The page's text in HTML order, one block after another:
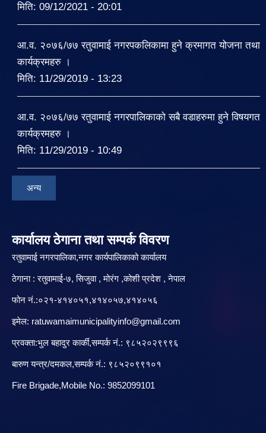
मिति: 09/12/2021 - 20:01
आ.व. २०७६/७७ रतुवामाई नगरपकलिकामा हुने क्रमागत योजना तथा
कार्यक्रमहरु ।
मिति: 11/29/2019 - 13:23
आ.व. २०७६/७७ रतुवामाई नगरपालिकाको सबै वडाहरुमा हुने विषयगत
कार्यक्रमहरु ।
मिति: 11/29/2019 - 10:49
अन्य
कार्यालय ठेगाना तथा सम्पर्क विवरण
रतुवामाई नगरपालिका,नगर कार्यपालिकाको कार्यालय
ठेगाना : रतुवामाई-७, सिजुवा , मोरंग ,कोशी प्रदेश , नेपाल
फोन नं.:०२१-४१४०५१,४१४०५७,४१४०५६
इमेल: ratuwamaimunicipalityinfo@gmail.com
प्रवक्ता:भुल बहादुर कार्की,सम्पर्क नं.: ९८५२०२९९९६
बारु‌ण यन्त्र/दमकल,सम्पर्क नं.: ९८५२०९९१०१
Fire Brigade,Mobile No.: 9852099101